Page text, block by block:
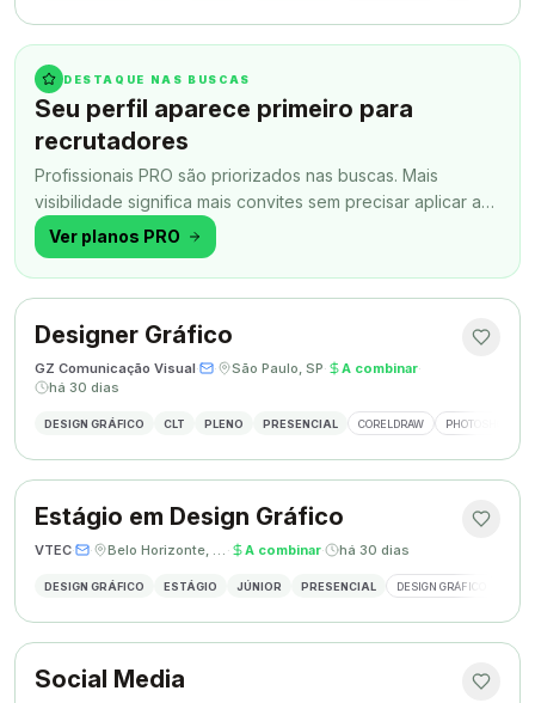
DESTAQUE NAS BUSCAS
Seu perfil aparece primeiro para
recrutadores
Profissionais PRO são priorizados nas buscas. Mais
visibilidade significa mais convites sem precisar aplicar a
todo momento.
Ver planos PRO
Designer Gráfico
GZ Comunicação Visual· · São Paulo, SP· A combinar·
há 30 dias
DESIGN GRÁFICO CLT PLENO PRESENCIAL CORELDRAW PHOTOSHOP
Estágio em Design Gráfico
VTEC· · Belo Horizonte, MG · A combinar· há 30 dias
DESIGN GRÁFICO ESTÁGIO JÚNIOR PRESENCIAL DESIGN GRÁFICO
Social Media